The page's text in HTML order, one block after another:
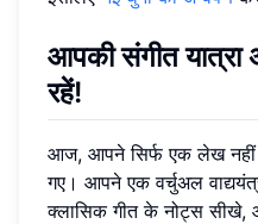
आपकी संगीत यात्रा
रहें!
आज, आपने सिर्फ एक लेख नहीं
गए। आपने एक वर्चुअल
क्लासिक गीत के नोट्स